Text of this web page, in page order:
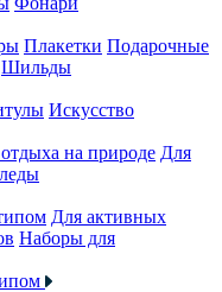
Плакетки Подарочные
Шильды
Искусство
на природе Для
Для активных
Наборы для